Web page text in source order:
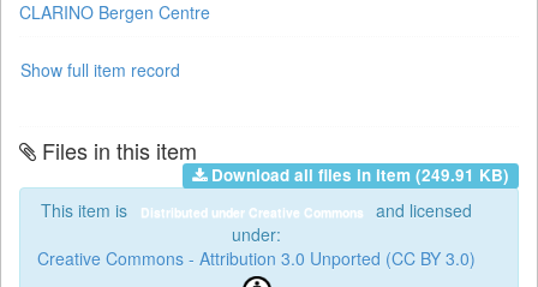
CLARINO Bergen Centre
Show full item record
Files in this item
Download all files in item (249.91 KB)
This item is Distributed under Creative Commons
and licensed
under:
Creative Commons - Attribution 3.0 Unported (CC BY 3.0)